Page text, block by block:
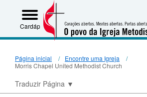
Cardápio
Página inicial
Encontre uma Igreja
Morris Chapel United Methodist Church
Traduzir Página ▼